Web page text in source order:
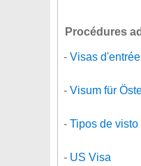
Procédures
- Visas
- Visum für
- Tipos de visto
- US Visa